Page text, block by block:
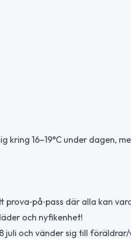
16–19°C under dagen,
där alla kan
och nyfikenhet!
juli och vänder sig till föräldrar/